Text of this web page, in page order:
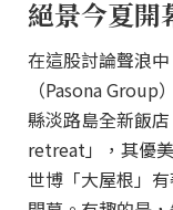
絕景今夏開
在這股討論聲浪
（Pasona
縣淡路島全新飯
retreat」，其優
世博「大屋根」